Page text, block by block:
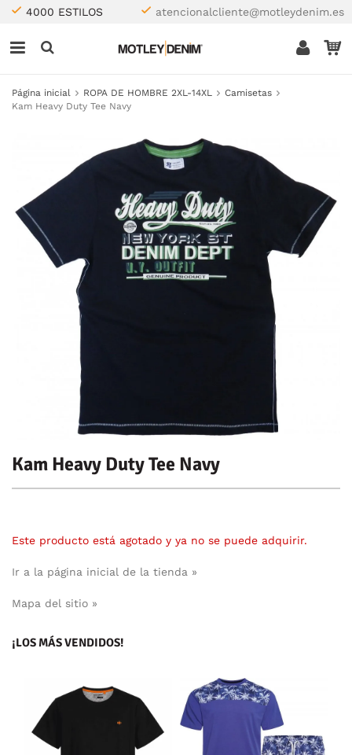
4000 ESTILOS atencionalcliente@motleydenim.es
Página inicial ROPA DE HOMBRE 2XL-14XL
Camisetas
Kam Heavy Duty Tee Navy
Kam Heavy Duty Tee Navy
Este producto está agotado y ya no se puede adquirir.
Ir a la página inicial de la tienda »
Mapa del sitio »
¡LOS MÁS VENDIDOS!